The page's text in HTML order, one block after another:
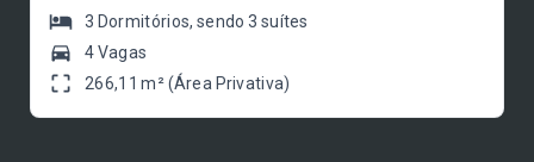
3 Dormitórios, sendo3 suítes
4 Vagas
266,11 m² (Área Privativa)